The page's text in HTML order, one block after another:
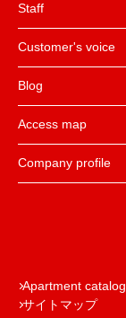
Staff
Customer's voice
Blog
Access map
Company profile
Apartment catalog
サイトマップ